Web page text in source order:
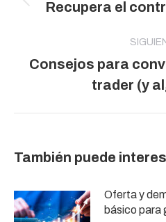
publicaciones
Recupera el
Consejos para
trader (y
También puede
Oferta y
básico para